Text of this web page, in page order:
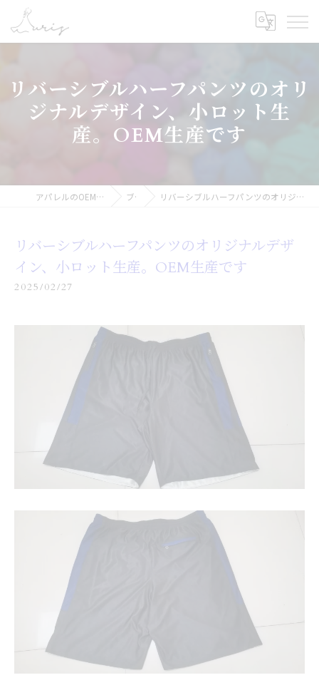
リバーシブルハーフパンツのオリ
ジナルデザイン、小ロット生
産。OEM生産です
アパレルのOEMなら合同会社オーリス ブログ リバーシブルハーフパンツのオリジナルデザイン、小ロット生産。OEM生産です
リバーシブルハーフパンツのオリジナルデザ
イン、小ロット生産。OEM生産です
2025/02/27